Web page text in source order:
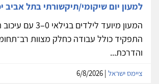
למעון יום שיקומי/תיקשורתי בתל אביב יפו
המעון מיועד לילדים
התפקיד כולל עבודה כחלק מצוות
והדרכת...
ציימס ישראל